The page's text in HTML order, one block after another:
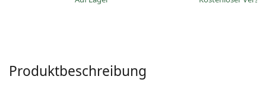
Produktbeschreibung